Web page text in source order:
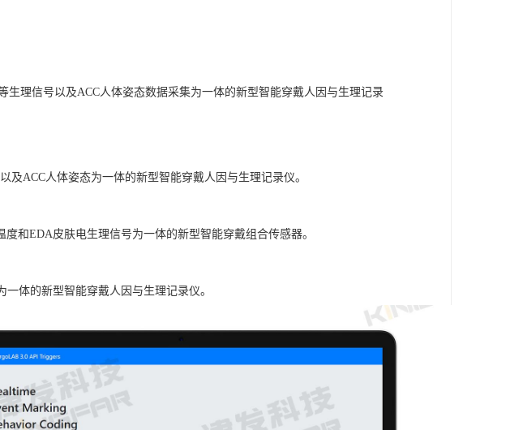
生理信号以及ACC人体姿态数据采集为一体的新型智能穿戴人因与生理记录
及ACC人体姿态为一体的新型智能穿戴人因与生理记录仪。
和EDA皮肤电生理信号为一体的新型智能穿戴组合传感器。
体的新型智能穿戴人因与生理记录仪。